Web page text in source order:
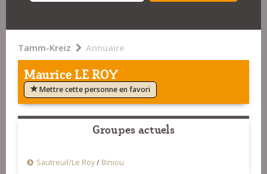
Tamm-Kreiz Annuaire
Maurice LE ROY
Mettre cette personne en favori
Groupes actuels
Sautreuil/Le Roy/ Biniou